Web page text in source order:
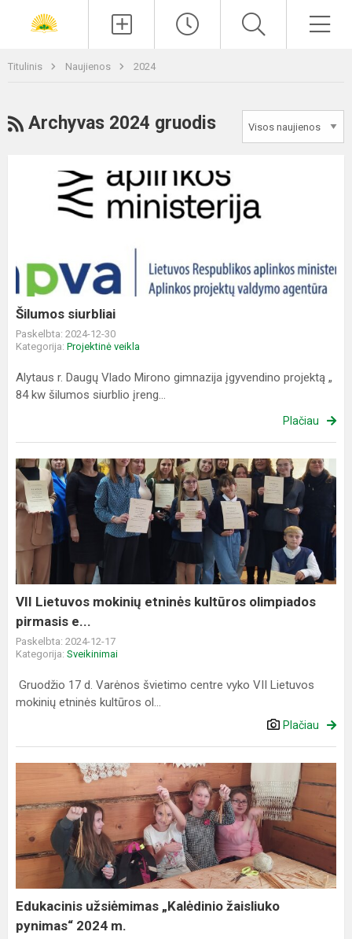
Titulinis Naujienos 2024
RSS
Archyvas 2024 gruodis
siurbliai
Šilumos siurbliai
Paskelbta: 2024-12-30
Kategorija: Projektinė veikla
Alytaus r. Daugų Vlado Mirono gimnazija įgyvendino projektą „
84 kw šilumos siurblio įreng...
Plačiau
VII
Lietuvos
mokinių
etninės
kultūros
olimpiados
pirmasis
e...
VII Lietuvos mokinių etninės kultūros olimpiados
pirmasis e...
Paskelbta: 2024-12-17
Kategorija: Sveikinimai
Gruodžio 17 d. Varėnos švietimo centre vyko VII Lietuvos
mokinių etninės kultūros ol...
Plačiau
Edukacinis
„Kalėdinio
žaisliuko
pynimas“
2024
Edukacinis užsiėmimas „Kalėdinio žaisliuko
pynimas“ 2024 m.